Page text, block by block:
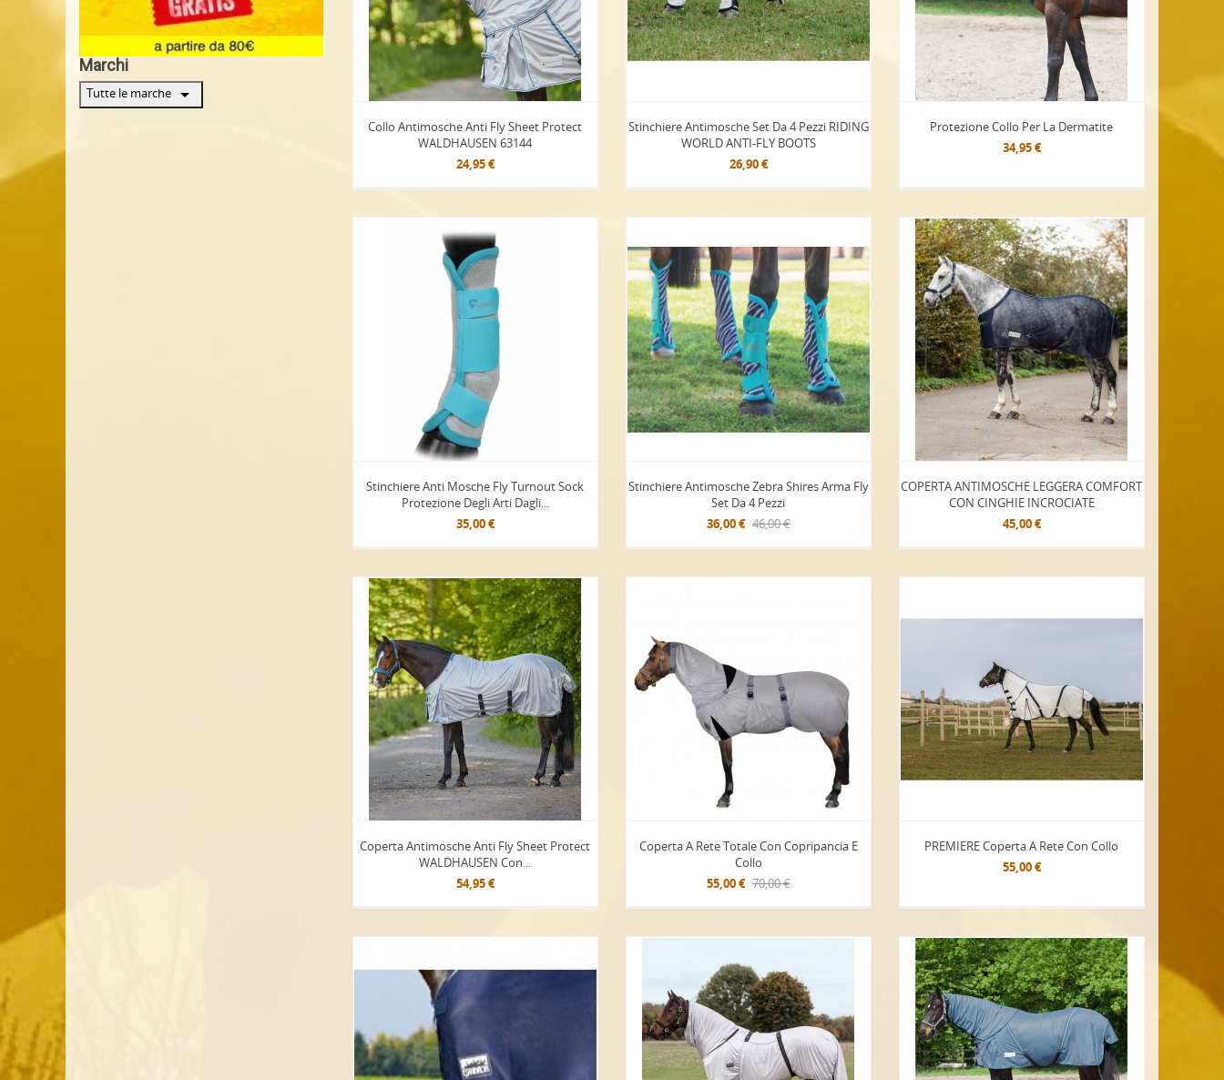
Marchi
Tutte le marche arrow_drop_down
Collo Antimosche Anti Fly Sheet Protect
WALDHAUSEN 63144
24,95 €
Stinchiere Antimosche Set Da 4 Pezzi RIDING
WORLD ANTI-FLY BOOTS
26,90 €
Protezione Collo Per La Dermatite
34,95 €
Stinchiere Anti Mosche Fly Turnout Sock
Protezione Degli Arti Dagli...
35,00 €
Stinchiere Antimosche Zebra Shires Arma Fly
Set Da 4 Pezzi
36,00 € 46,00 €
COPERTA ANTIMOSCHE LEGGERA COMFORT
CON CINGHIE INCROCIATE
45,00 €
Coperta Antimosche Anti Fly Sheet Protect
WALDHAUSEN Con...
54,95 €
Coperta A Rete Totale Con Copripancia E
Collo
55,00 € 70,00 €
PREMIERE Coperta A Rete Con Collo
55,00 €